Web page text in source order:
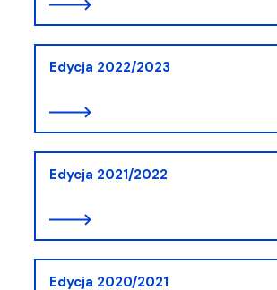
Edycja 2022/2023
Edycja 2021/2022
Edycja 2020/2021